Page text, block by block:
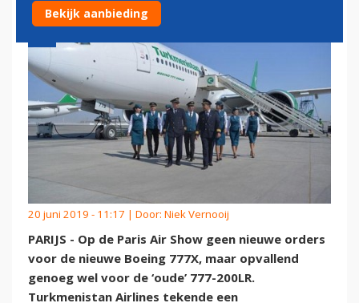
20 juni 2019 - 11:17 | Door: Niek Vernooij
PARIJS - Op de Paris Air Show geen nieuwe orders
voor de nieuwe Boeing 777X, maar opvallend
genoeg wel voor de ‘oude’ 777-200LR.
Turkmenistan Airlines tekende een
Bekijk aanbieding